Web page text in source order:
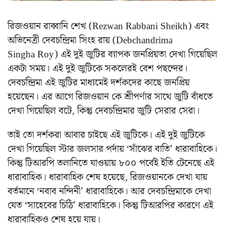
রিজওয়ান রাব্বানি শেখ (Rezwan Rabbani Sheikh) এবং
অভিনেত্রী দেবচন্দ্রিমা সিংহ রায় (Debchandrima
Singha Roy) এই দুই জুটির ব্যাপক জনপ্রিয়তা দেখা গিয়েছিল
একটা সময়। এই দুই জুটিকে সকলেরই বেশ পছন্দের।
দেবচন্দ্রিমা এই জুটির মাধ্যমেই দর্শকদের কাছে জনপ্রিয়
হয়েছেন। এর আগে রিজওয়ান কে শ্রীপর্ণার সাথে জুটি বাঁধতে
দেখা গিয়েছিল বটে, কিন্তু দেবচন্দ্রিমার জুটি সেরার সেরা।
তাই তো দর্শকরা আবার চাইছে এই জুটিকে। এই দুই জুটিকে
দেখা গিয়েছিল স্টার জলসার পর্দায় ‘সাঁঝের বাতি’ ধারাবাহিকে।
কিন্তু টিআরপি তলানিতে যাওয়ায় ৮০০ পর্বেই ইতি টেনেছে এই
ধারাবাহিক। ধারাবাহিক শেষ হয়েছে, রিজওয়ানকে দেখা যায়
বর্তমানে ‘নবাব নন্দিনী’ ধারাবাহিকে। আর দেবচন্দ্রিমাকে দেখা
যেত ‘সাহেবের চিঠি’ ধারাবাহিকে। কিন্তু টিআরপির কারণে এই
ধারাবাহিকও শেষ হয়ে যায়।